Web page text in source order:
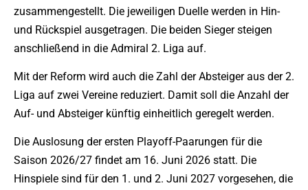
zusammengestellt. Die jeweiligen Duelle werden in Hin-
und Rückspiel ausgetragen. Die beiden Sieger steigen
anschließend in die Admiral 2. Liga auf.
Mit der Reform wird auch die Zahl der Absteiger aus der 2.
Liga auf zwei Vereine reduziert. Damit soll die Anzahl der
Auf- und Absteiger künftig einheitlich geregelt werden.
Die Auslosung der ersten Playoff-Paarungen für die
Saison 2026/27 findet am 16. Juni 2026 statt. Die
Hinspiele sind für den 1. und 2. Juni 2027 vorgesehen, die